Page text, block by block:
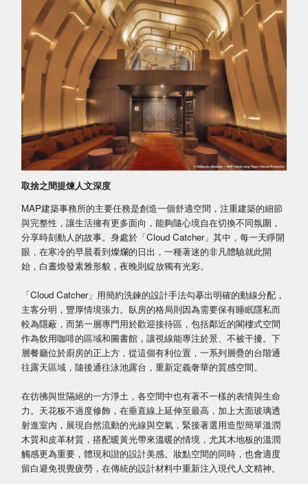
取捨之間提煉人文深度
MAP建築事務所的主要任務是創造一個舒適空間，注重建築的細節
與完整性，讓生活擁有更多面向，能夠隨心境自在切換不同氛圍，
分享時刻動人的故事。身處於「Cloud Catcher」其中，每一天睜開
眼，在寒冷的早晨看到燦爛的日出，一種著迷的非凡體驗就此開
始，白晝煥發素雅形貌，夜晚則綻放獨有光彩。
「Cloud Catcher」用簡約洗鍊的設計手法勾摹出明確的動線分配，
主客分明，豐厚情境張力。臥房的格局則因為需要保有睡眠隱私而
較為隱蔽，而第一層專門用於歡迎接待區，包括鄰近的閣樓式空間
作為飲用咖啡的區域和圖書館，讓視線能專注於景、不被干擾。下
層餐廳位於廚房的正上方，從這個有利位置，一系列層疊的台階通
往露天區域，隨後通往泳池露台，重新定義奢華的質感空間。
在彷彿與世隔絕的一方淨土，各空間中也有著不一樣的表情與生命
力。天花板不過度修飾，在垂直線上延伸至最高，加上大面玻璃透
射進室內，展現自然流動的光線與空氣，緊接著選用造型簡單溫潤
木質和皮革材質，搭配暖黃光帶來溫暖的情境，尤其木地板的溫潤
觸感更為重要，體現和諧的設計美感。妝點空間的同時，也會適度
留白避免視覺疲勞，在傳統的設計材料中重新注入現代人文精神。